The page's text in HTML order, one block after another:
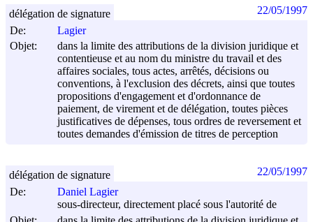
De:
Lagier
Objet:
dans la limite des attributions de la division juridique et
contentieuse et au nom du ministre du travail et des
affaires sociales, tous actes, arrêtés, décisions ou
conventions, à l'exclusion des décrets, ainsi que toutes
propositions d'engagement et d'ordonnance de
paiement, de virement et de délégation, toutes pièces
justificatives de dépenses, tous ordres de reversement et
toutes demandes d'émission de titres de perception
délégation de signature 22/05/1997
De:
Daniel Lagier
sous-directeur, directement placé sous l'autorité de
délégation de signature 22/05/1997